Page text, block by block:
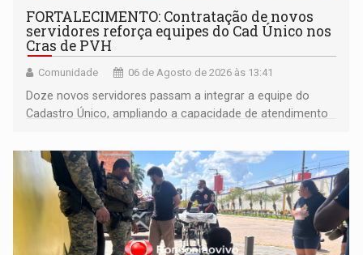
FORTALECIMENTO: Contratação de novos
servidores reforça equipes do Cad Único nos
Cras de PVH
Comunidade 06 de Agosto de 2026 às 13:41
Doze novos servidores passam a integrar a equipe do
Cadastro Único, ampliando a capacidade de atendimento